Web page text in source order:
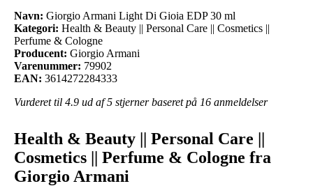
Navn: Giorgio Armani Light Di Gioia EDP 30 ml
Kategori: Health & Beauty || Personal Care || Cosmetics ||
Perfume & Cologne
Producent: Giorgio Armani
Varenummer: 79902
EAN: 3614272284333
Vurderet til 4.9 ud af 5 stjerner baseret på 16 anmeldelser
Health & Beauty || Personal Care ||
Cosmetics || Perfume & Cologne fra
Giorgio Armani